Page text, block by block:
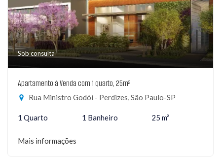
Sob consulta
Apartamento à Venda com 1 quarto, 25m²
Rua Ministro Godói - Perdizes, São Paulo-SP
1 Quarto 1 Banheiro 25 m²
Mais informações